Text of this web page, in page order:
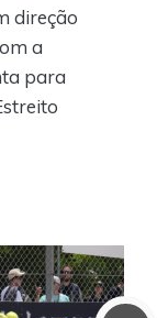
direção
a
para